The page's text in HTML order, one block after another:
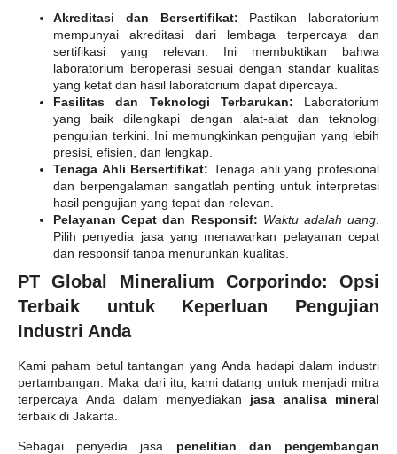
Akreditasi dan Bersertifikat: Pastikan laboratorium
mempunyai akreditasi dari lembaga terpercaya dan
sertifikasi yang relevan. Ini membuktikan bahwa
laboratorium beroperasi sesuai dengan standar kualitas
yang ketat dan hasil laboratorium dapat dipercaya.
Fasilitas dan Teknologi Terbarukan: Laboratorium
yang baik dilengkapi dengan alat-alat dan teknologi
pengujian terkini. Ini memungkinkan pengujian yang lebih
presisi, efisien, dan lengkap.
Tenaga Ahli Bersertifikat: Tenaga ahli yang profesional
dan berpengalaman sangatlah penting untuk interpretasi
hasil pengujian yang tepat dan relevan.
Pelayanan Cepat dan Responsif: Waktu adalah uang.
Pilih penyedia jasa yang menawarkan pelayanan cepat
dan responsif tanpa menurunkan kualitas.
PT Global Mineralium Corporindo: Opsi
Terbaik untuk Keperluan Pengujian
Industri Anda
Kami paham betul tantangan yang Anda hadapi dalam industri
pertambangan. Maka dari itu, kami datang untuk menjadi mitra
terpercaya Anda dalam menyediakan jasa analisa mineral
terbaik di Jakarta.
Sebagai penyedia jasa penelitian dan pengembangan